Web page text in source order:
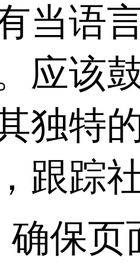
语言
应该
独特
跟踪
页